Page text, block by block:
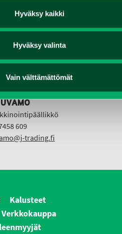
Hyväksy kaikki
Hyväksy valinta
Vain välttämättömät
NUUTINEN
ja viheralueiden hoitokoneet ja
189
trading.fi
609
trading.fi
Kalusteet
Verkkokauppa